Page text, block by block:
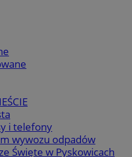
i telefony
wywozu odpadów
Święte w Pyskowicach